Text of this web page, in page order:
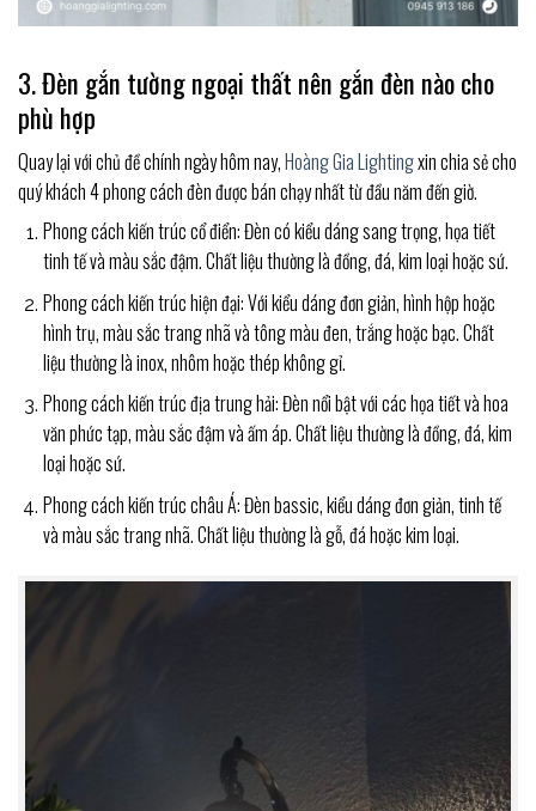
3. Đèn gắn tường ngoại thất nên gắn đèn nào cho
phù hợp
Quay lại với chủ đề chính ngày hôm nay,Hoàng Gia Lightingxin chia sẻ cho
quý khách 4 phong cách đèn được bán chạy nhất từ đầu năm đến giờ.
Phong cách kiến trúc cổ điển: Đèn có kiểu dáng sang trọng, họa tiết
tinh tế và màu sắc đậm. Chất liệu thường là đồng, đá, kim loại hoặc sứ.
Phong cách kiến trúc hiện đại: Với kiểu dáng đơn giản, hình hộp hoặc
hình trụ, màu sắc trang nhã và tông màu đen, trắng hoặc bạc. Chất
liệu thường là inox, nhôm hoặc thép không gỉ.
Phong cách kiến trúc địa trung hải: Đèn nổi bật với các họa tiết và hoa
văn phức tạp, màu sắc đậm và ấm áp. Chất liệu thường là đồng, đá, kim
loại hoặc sứ.
Phong cách kiến trúc châu Á: Đèn bassic, kiểu dáng đơn giản, tinh tế
và màu sắc trang nhã. Chất liệu thường là gỗ, đá hoặc kim loại.